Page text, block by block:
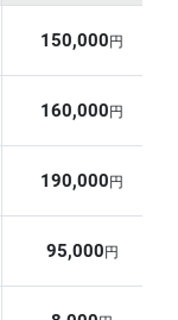
150,000 円
160,000 円
190,000 円
95,000 円